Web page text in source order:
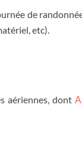
de
etc).
aériennes, dont